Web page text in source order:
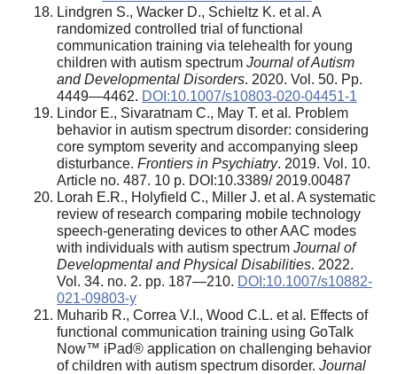
Lindgren S., Wacker D., Schieltz K. et al. A
randomized controlled trial of functional
communication training via telehealth for young
children with autism spectrum Journal of Autism
and Developmental Disorders. 2020. Vol. 50. Pp.
4449—4462. DOI:10.1007/s10803-020-04451-1
Lindor E., Sivaratnam C., May T. et al . Problem
behavior in autism spectrum disorder: considering
core symptom severity and accompanying sleep
disturbance. Frontiers in Psychiatry. 2019. Vol. 10.
Article no. 487. 10 p. DOI:10.3389/ 2019.00487
Lorah E.R., Holyfield C., Miller J. et al. A systematic
review of research comparing mobile technology
speech-generating devices to other AAC modes
with individuals with autism spectrum Journal of
Developmental and Physical Disabilities. 2022.
Vol. 34. no. 2. pp. 187—210. DOI:10.1007/s10882-
021-09803-y
Muharib R., Correa V.I., Wood C.L. et al . Effects of
functional communication training using GoTalk
Now™ iPad® application on challenging behavior
of children with autism spectrum disorder. Journal